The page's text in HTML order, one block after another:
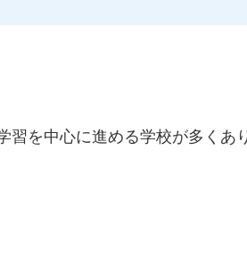
習を中心に進める学校が多くあ